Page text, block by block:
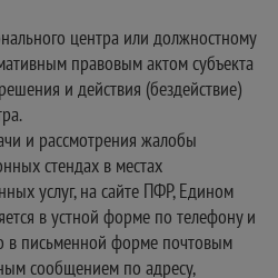
центра или должностному
правовым актом субъекта
и действия (бездействие)
и рассмотрения жалобы
стендах в местах
услуг, на сайте ПФР, Едином
в устной форме по телефону и
в письменной форме почтовым
сообщением по адресу,